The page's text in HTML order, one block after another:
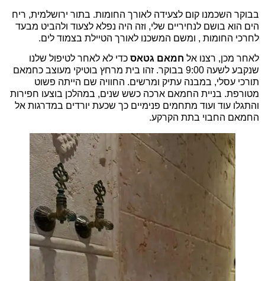
בבוקר השכמנו קום לצעידה לאורך החומות. בתור ירושלמית, ריח
הים הוא בושם לנחיריים שלי, וזה היה נפלא לצעוד ולהביט מבעד
לחרכי החומות , ומשם המשכנו לאורך הטיילת בצמוד לים.
לאחר מכן, רצנו אל חמאם גטאס כדי לא לאחר לטיפול שלנו
שנקבע לשעה 9:00 בבוקר. זהו בית מרחץ בוטיקי מעוצב כחמאם
תורכי עסלי, במבנה עתיק ומרשים. החוויה שם הייתה פשוט
מטורפת. בניית החמאם ארכה כשש שנים, במהלכן בוצעו חפירות
והתגלו עוד ועוד מתחמים פנימיים כך שכעת יורדים במדרגות אל
החמאם החבוי בתת הקרקע.